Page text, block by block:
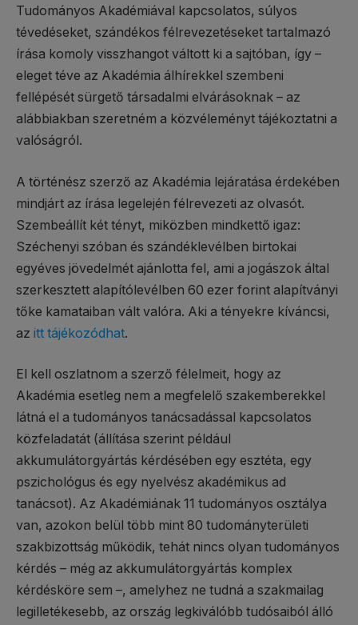
Tudományos Akadémiával kapcsolatos, súlyos
tévedéseket, szándékos félrevezetéseket tartalmazó
írása komoly visszhangot váltott ki a sajtóban, így –
eleget téve az Akadémia álhírekkel szembeni
fellépését sürgető társadalmi elvárásoknak – az
alábbiakban szeretném a közvéleményt tájékoztatni a
valóságról.
A történész szerző az Akadémia lejáratása érdekében
mindjárt az írása legelején félrevezeti az olvasót.
Szembeállít két tényt, miközben mindkettő igaz:
Széchenyi szóban és szándéklevélben birtokai
egyéves jövedelmét ajánlotta fel, ami a jogászok által
szerkesztett alapítólevélben 60 ezer forint alapítványi
tőke kamataiban vált valóra. Aki a tényekre kíváncsi,
az itt tájékozódhat.
El kell oszlatnom a szerző félelmeit, hogy az
Akadémia esetleg nem a megfelelő szakemberekkel
látná el a tudományos tanácsadással kapcsolatos
közfeladatát (állítása szerint például
akkumulátorgyártás kérdésében egy esztéta, egy
pszichológus és egy nyelvész akadémikus ad
tanácsot). Az Akadémiának 11 tudományos osztálya
van, azokon belül több mint 80 tudományterületi
szakbizottság működik, tehát nincs olyan tudományos
kérdés – még az akkumulátorgyártás komplex
kérdésköre sem –, amelyhez ne tudná a szakmailag
legilletékesebb, az ország legkiválóbb tudósaiból álló